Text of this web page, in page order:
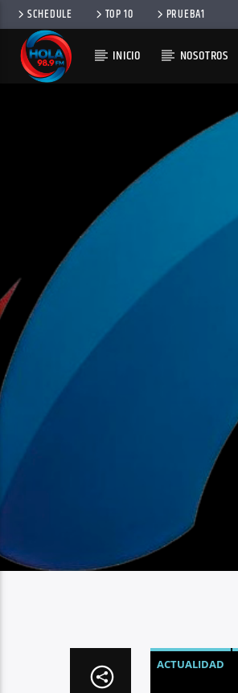
SCHEDULE TOP 10 PRUEBA1
INICIO NOSOTROS
ACTUALIDAD